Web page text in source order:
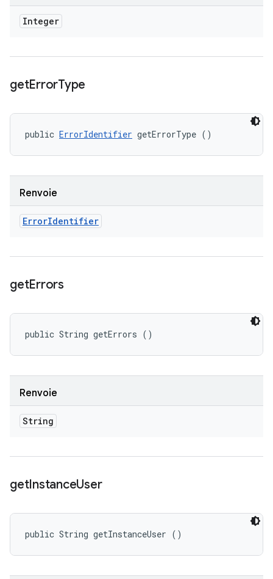
Integer
getErrorType
public ErrorIdentifier getErrorType ()
Renvoie
ErrorIdentifier
getErrors
public String getErrors ()
Renvoie
String
getInstanceUser
public String getInstanceUser ()